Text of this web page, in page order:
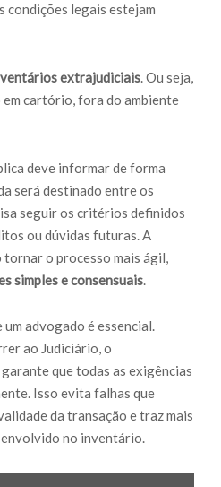
condições legais estejam
extrajudiciais. Ou seja,
cartório, fora do ambiente
deve informar de forma
será destinado entre os
seguir os critérios definidos
ou dúvidas futuras. A
o processo mais ágil,
simples e consensuais.
um advogado é essencial.
ao Judiciário, o
que todas as exigências
Isso evita falhas que
da transação e traz mais
no inventário.